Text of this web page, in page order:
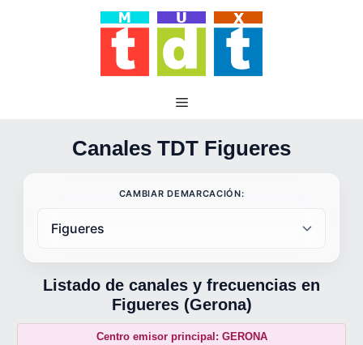
Canales TDT Figueres
CAMBIAR DEMARCACIÓN:
Listado de canales y frecuencias en
Figueres (Gerona)
Centro emisor principal: GERONA